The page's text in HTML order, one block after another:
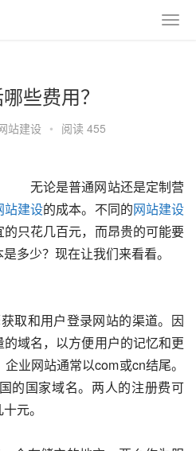
些费用？
站建设 • 阅读 455
站建设的成本。不同的网站建设
只花几百元，而昂贵的可能要
多少？现在让我们来看看。
域名，以方便用户的记忆和更
业网站通常以com或cn结尾。
的国家域名。两人的注册费可
元。